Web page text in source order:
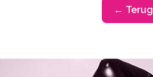
← Terug